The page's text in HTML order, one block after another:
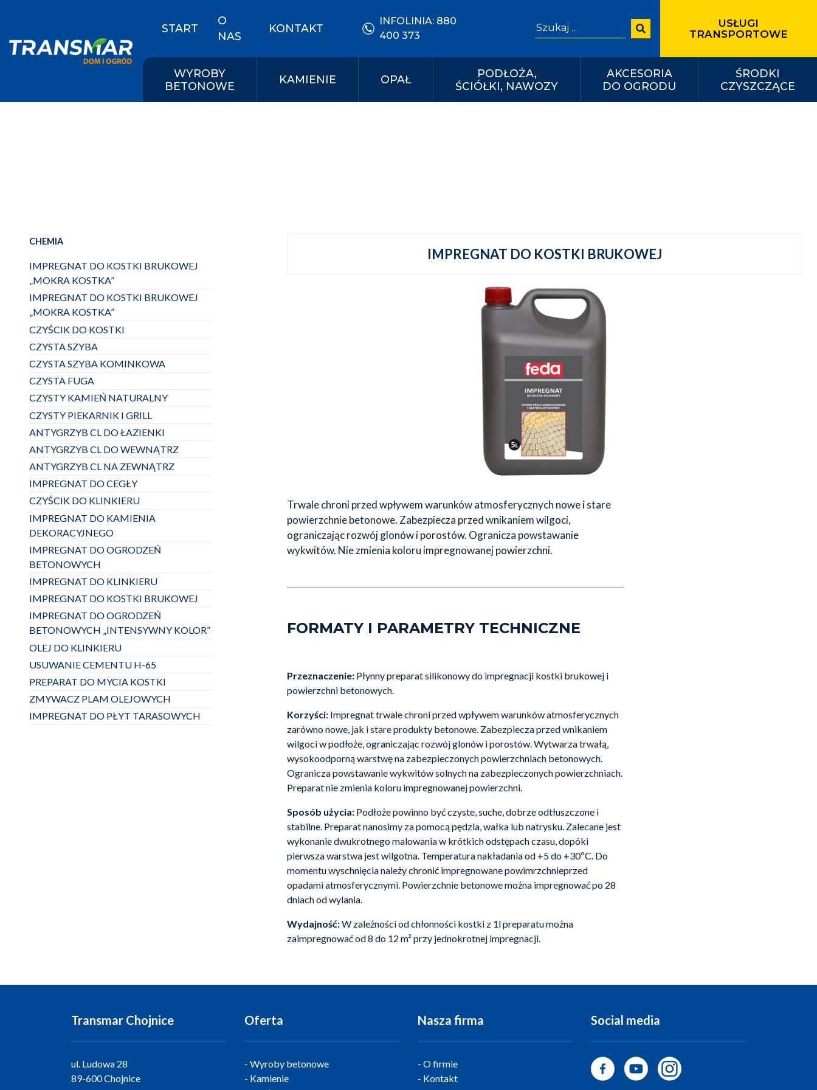
START
O
NAS
KONTAKT
INFOLINIA: 880
400 373
Search for:
USŁUGI
TRANSPORTOWE
WYROBY
BETONOWE
KAMIENIE OPAŁ
PODŁOŻA,
ŚCIÓŁKI, NAWOZY
AKCESORIA
DO OGRODU
ŚRODKI
CZYSZCZĄCE
CHEMIA
IMPREGNAT DO KOSTKI BRUKOWEJ
„MOKRA KOSTKA”
IMPREGNAT DO KOSTKI BRUKOWEJ
„MOKRA KOSTKA”
CZYŚCIK DO KOSTKI
CZYSTA SZYBA
CZYSTA SZYBA KOMINKOWA
CZYSTA FUGA
CZYSTY KAMIEŃ NATURALNY
CZYSTY PIEKARNIK I GRILL
ANTYGRZYB CL DO ŁAZIENKI
ANTYGRZYB CL DO WEWNĄTRZ
ANTYGRZYB CL NA ZEWNĄTRZ
IMPREGNAT DO CEGŁY
CZYŚCIK DO KLINKIERU
IMPREGNAT DO KAMIENIA
DEKORACYJNEGO
IMPREGNAT DO OGRODZEŃ
BETONOWYCH
IMPREGNAT DO KLINKIERU
IMPREGNAT DO KOSTKI BRUKOWEJ
IMPREGNAT DO OGRODZEŃ
BETONOWYCH „INTENSYWNY KOLOR”
OLEJ DO KLINKIERU
USUWANIE CEMENTU H-65
PREPARAT DO MYCIA KOSTKI
ZMYWACZ PLAM OLEJOWYCH
IMPREGNAT DO PŁYT TARASOWYCH
IMPREGNAT DO KOSTKI BRUKOWEJ
Trwale chroni przed wpływem warunków atmosferycznych nowe i stare
powierzchnie betonowe. Zabezpiecza przed wnikaniem wilgoci,
ograniczając rozwój glonów i porostów. Ogranicza powstawanie
wykwitów. Nie zmienia koloru impregnowanej powierzchni.
FORMATY I PARAMETRY TECHNICZNE
Przeznaczenie: Płynny preparat silikonowy do impregnacji kostki brukowej i
powierzchni betonowych.
Korzyści: Impregnat trwale chroni przed wpływem warunków atmosferycznych
zarówno nowe, jak i stare produkty betonowe. Zabezpiecza przed wnikaniem
wilgoci w podłoże, ograniczając rozwój glonów i porostów. Wytwarza trwałą,
wysokoodporną warstwę na zabezpieczonych powierzchniach betonowych.
Ogranicza powstawanie wykwitów solnych na zabezpieczonych powierzchniach.
Preparat nie zmienia koloru impregnowanej powierzchni.
Sposób użycia: Podłoże powinno być czyste, suche, dobrze odtłuszczone i
stabilne. Preparat nanosimy za pomocą pędzla, wałka lub natrysku. Zalecane jest
wykonanie dwukrotnego malowania w krótkich odstępach czasu, dopóki
pierwsza warstwa jest wilgotna. Temperatura nakładania od +5 do +30ºC. Do
momentu wyschnięcia należy chronić impregnowane powimrzchnieprzed
opadami atmosferycznymi. Powierzchnie betonowe można impregnować po 28
dniach od wylania.
Wydajność:W zależności od chłonności kostki z 1l preparatu można
zaimpregnować od 8 do 12 m² przy jednokrotnej impregnacji.
Transmar Chojnice
ul. Ludowa 28
89-600 Chojnice
Oferta
Wyroby betonowe
Kamienie
Nasza firma
O firmie
Kontakt
Social media